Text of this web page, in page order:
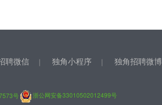
聘微信 ｜ 独角小程序 ｜ 独角招聘微博
号 浙公网安备33010502012499号